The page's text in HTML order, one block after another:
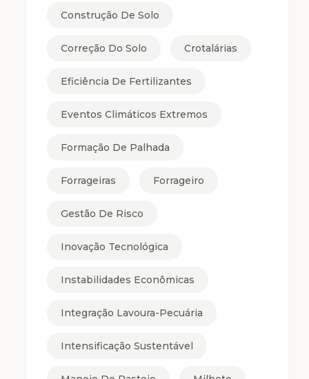
Construção De Solo
Correção Do Solo Crotalárias
Eficiência De Fertilizantes
Eventos Climáticos Extremos
Formação De Palhada
Forrageiras Forrageiro
Gestão De Risco
Inovação Tecnológica
Instabilidades Econômicas
Integração Lavoura-Pecuária
Intensificação Sustentável